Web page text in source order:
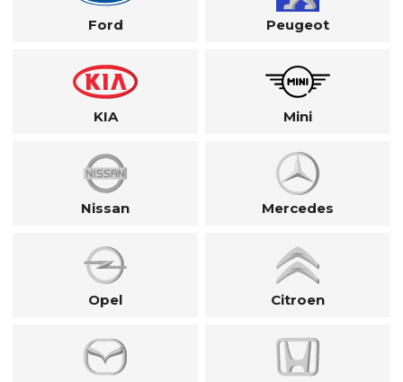
Ford Peugeot
KIA Mini
Nissan Mercedes
Opel Citroen